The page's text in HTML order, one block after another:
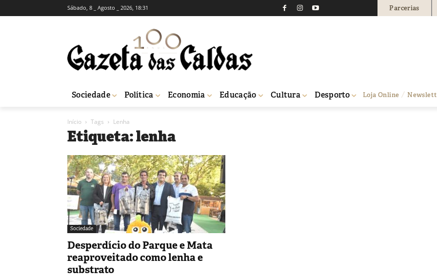
Sábado, 8 _ Agosto _ 2026, 18:31 Parcerias
Sociedade Política Economia Educação Cultura Desporto Loja Online
Início Tags Lenha
Etiqueta: lenha
Sociedade
Desperdício do Parque e Mata
reaproveitado como lenha e
substrato